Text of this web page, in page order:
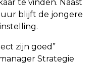
te vinden. Naast
blijft de jongere
zijn goed”
Strategie